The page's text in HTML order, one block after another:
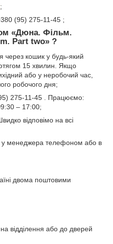
;
(95) 275-11-45 ;
«Дюна. Фільм.
Part two» ?
кошик у будь-який
15 хвилин. Якщо
або у неробочий час,
робочого дня;
275-11-45 . Працюємо:
– 17:00;
відповімо на всі
у менеджера телефоном або в
двома поштовими
відділення або до дверей